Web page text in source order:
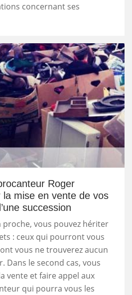
concernant ses
Roger
mise en vente de vos
succession
proche, vous pouvez hériter
: ceux qui pourront vous
vous ne trouverez aucun
Dans le second cas, vous
vente et faire appel aux
qui pourra vous les